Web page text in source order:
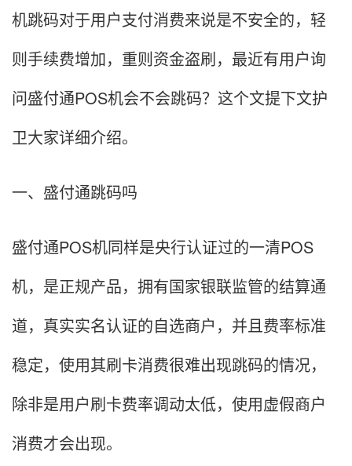
机跳码对于用户支付消费来说是不安全的，轻
则手续费增加，重则资金盗刷，最近有用户询
问盛付通POS机会不会跳码？这个文提下文护
卫大家详细介绍。
一、盛付通跳码吗
盛付通POS机同样是央行认证过的一清POS
机，是正规产品，拥有国家银联监管的结算通
道，真实实名认证的自选商户，并且费率标准
稳定，使用其刷卡消费很难出现跳码的情况，
除非是用户刷卡费率调动太低，使用虚假商户
消费才会出现。